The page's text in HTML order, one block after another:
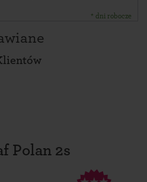
* dni robocze
Polan 2s